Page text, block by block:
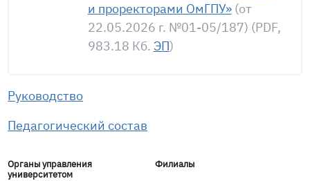
и проректорами ОмГПУ»(от
22.05.2026 г. №01-05/187) (PDF,
983.18 Кб. ЭП)
Руководство
Педагогический состав
Органы управления
университетом
Филиалы